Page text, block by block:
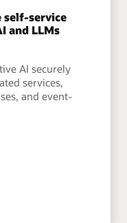
self-service
and LLMs
AI securely
services,
and event-